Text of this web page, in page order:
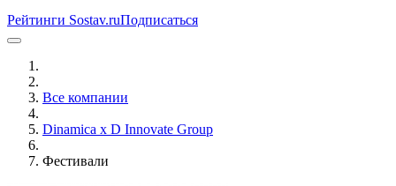
Рейтинги Sostav.ruПодписаться
Все компании
Dinamica x D Innovate Group
Фестивали